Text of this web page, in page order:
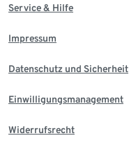
Service & Hilfe
Impressum
Datenschutz und Sicherheit
Einwilligungsmanagement
Widerrufsrecht